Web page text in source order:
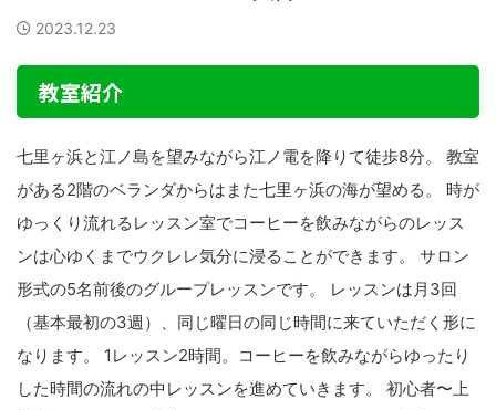
2023.12.23
教室紹介
七里ヶ浜と江ノ島を望みながら江ノ電を降りて徒歩8分。 教室
がある2階のベランダからはまた七里ヶ浜の海が望める。 時が
ゆっくり流れるレッスン室でコーヒーを飲みながらのレッス
ンは心ゆくまでウクレレ気分に浸ることができます。 サロン
形式の5名前後のグループレッスンです。 レッスンは月3回
（基本最初の3週）、同じ曜日の同じ時間に来ていただく形に
なります。 1レッスン2時間。コーヒーを飲みながらゆったり
した時間の流れの中レッスンを進めていきます。 初心者〜上